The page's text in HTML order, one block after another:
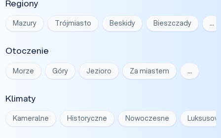
Regiony
Mazury Trójmiasto Beskidy Bieszczady …
Otoczenie
Morze Góry Jezioro Za miastem …
Klimaty
Kameralne Historyczne Nowoczesne